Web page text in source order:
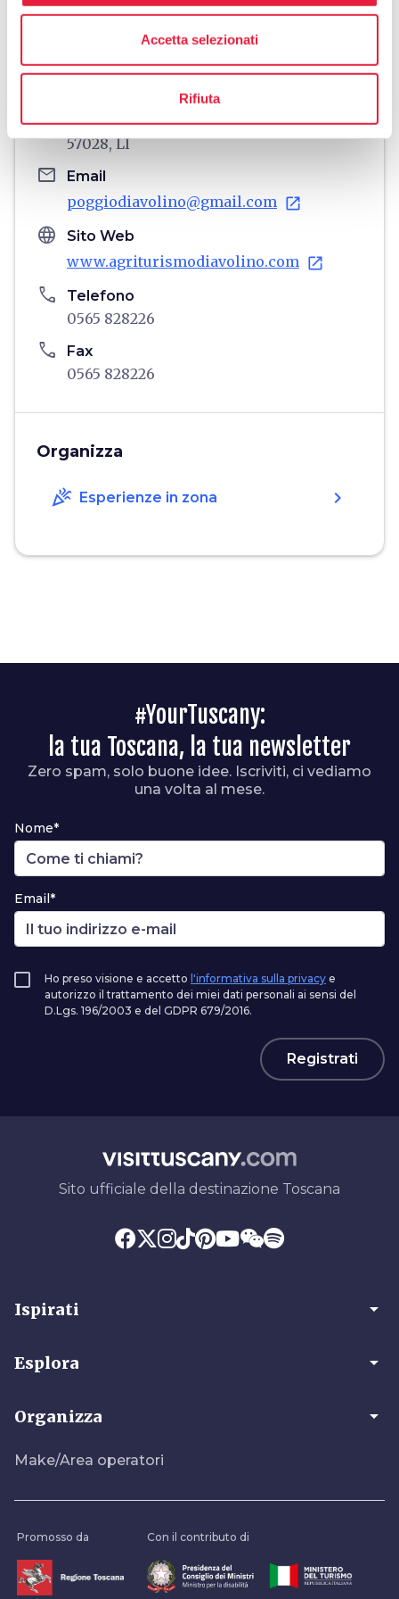
Accetta selezionati
Rifiuta
Informazioni
Loc.Poggio Diavolino, 216, Suvereto,
57028, LI
email Email
poggiodiavolino@gmail.com open_in_new
language Sito Web
www.agriturismodiavolino.com open_in_new
phone Telefono
0565 828226
phone Fax
0565 828226
Organizza
celebration Esperienze in zona chevron_right
#YourTuscany:
la tua Toscana, la tua newsletter
Zero spam, solo buone idee. Iscriviti, ci vediamo
una volta al mese.
Nome*
Email*
Ho preso visione e accetto l'informativa sulla privacy e
autorizzo il trattamento dei miei dati personali ai sensi del
D.Lgs. 196/2003 e del GDPR 679/2016.
Registrati
Sito ufficiale della destinazione Toscana
Ispirati arrow_drop_down
Esplora arrow_drop_down
Organizza arrow_drop_down
Make/Area operatori
Promosso da Con il contributo di